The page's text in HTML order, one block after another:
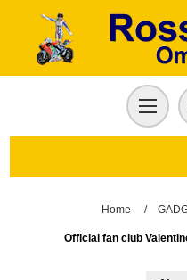
Home /
Official fan club